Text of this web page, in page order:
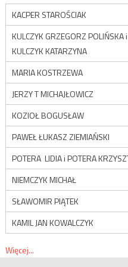
KACPER STAROŚCIAK
KULCZYK GRZEGORZ POLIŃSKA i
KULCZYK KATARZYNA
MARIA KOSTRZEWA
JERZY T MICHAJŁOWICZ
KOZIOŁ BOGUSŁAW
PAWEŁ ŁUKASZ ZIEMIAŃSKI
POTERA LIDIA i POTERA
NIEMCZYK MICHAŁ
SŁAWOMIR PIĄTEK
KAMIL JAN KOWALCZYK
Więcej...